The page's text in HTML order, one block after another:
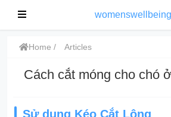
womenswellbeing
Home Articles
Cách cắt móng cho chó
Sử dụng Kéo Cắt Lông